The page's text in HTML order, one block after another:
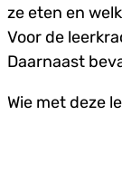
ze eten en
Voor de
Daarnaast
Wie met deze